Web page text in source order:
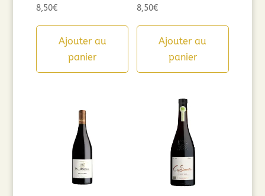
8,50€
Ajouter au
panier
8,50€
Ajouter au
panier